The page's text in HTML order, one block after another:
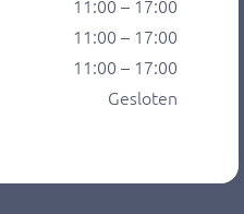
11:00 – 17:00
11:00 – 17:00
11:00 – 17:00
Gesloten